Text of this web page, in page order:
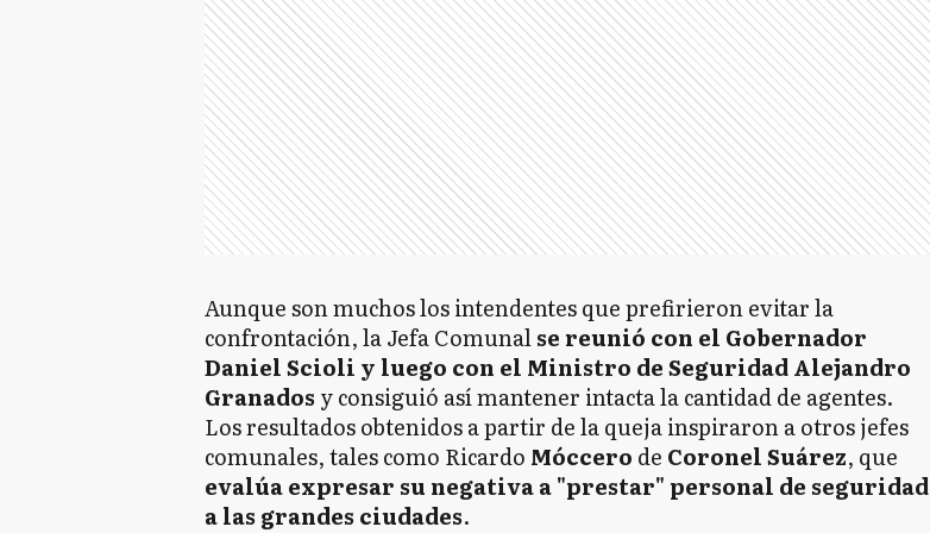
Aunque son muchos los intendentes que prefirieron evitar la
confrontación, la Jefa Comunalse reunió con el Gobernador
Daniel Scioli y luego con el Ministro de Seguridad Alejandro
Granados y consiguió así mantener intacta la cantidad de agentes.
Los resultados obtenidos a partir de la queja inspiraron a otros jefes
comunales, tales como Ricardo Móccero de Coronel Suárez, que
evalúa expresar su negativa a "prestar" personal de seguridad
a las grandes ciudades.